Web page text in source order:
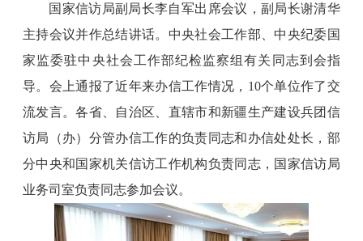
国家信访局副局长李自军出席会议，副局长谢清华
主持会议并作总结讲话。中央社会工作部、中央纪委国
家监委驻中央社会工作部纪检监察组有关同志到会指
导。会上通报了近年来办信工作情况，10个单位作了交
流发言。各省、自治区、直辖市和新疆生产建设兵团信
访局（办）分管办信工作的负责同志和办信处处长，部
分中央和国家机关信访工作机构负责同志，国家信访局
业务司室负责同志参加会议。